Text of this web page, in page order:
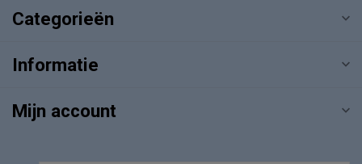
Categorieën
Informatie
Mijn account